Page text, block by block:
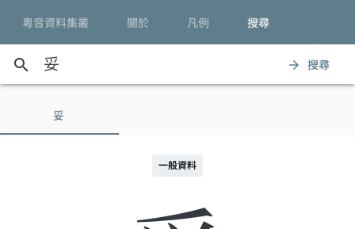
粵音資料集叢 關於 凡例 搜尋
search arrow_forward 搜尋
妥
一般資料